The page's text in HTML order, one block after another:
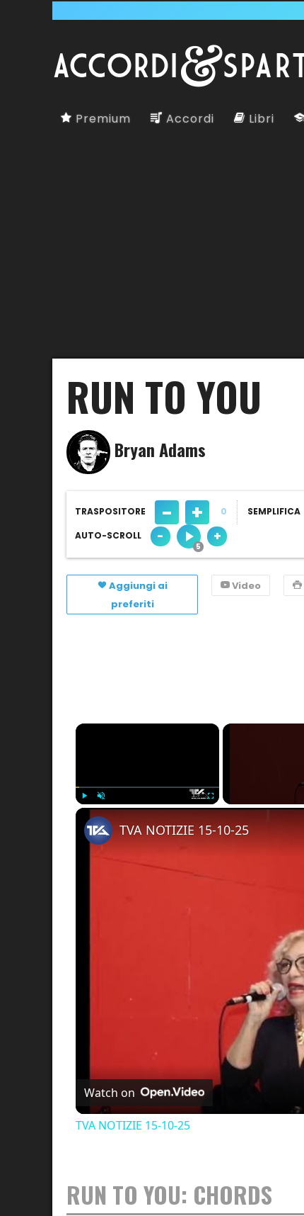
Premium Accordi Libri
RUN TO YOU
Bryan Adams
TRASPOSITORE - + 0 SEMPLIFICA
AUTO-SCROLL - +
Aggiungi ai
preferiti
Video
×
Play Unmute Fullscreen
TVA NOTIZIE 15-10-25
Watch on
TVA NOTIZIE 15-10-25
RUN TO YOU: CHORDS